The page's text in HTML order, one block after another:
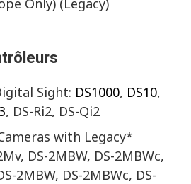
Only) (Legacy)
Sight: DS1000, DS10,
, DS-Ri2, DS-Qi2
with Legacy*
DS-2MBW, DS-2MBWc,
2MBW, DS-2MBWc, DS-